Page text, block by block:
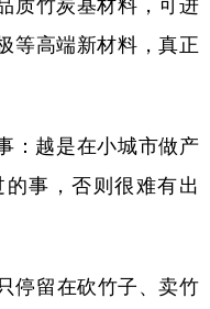
等高端新材料，真正
越是在小城市做产
事，否则很难有出
留在砍竹子、卖竹